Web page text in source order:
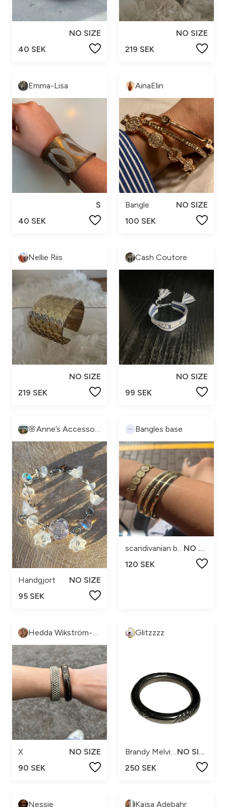
NO SIZE
40 SEK
NO SIZE
219 SEK
Emma-Lisa
S
40 SEK
AinaElin
Bangle
NO SIZE
100 SEK
Nellie Riis
NO SIZE
219 SEK
Cash Coutore
NO SIZE
99 SEK
🌸Anne’s Accessories🌸
Handgjort
NO SIZE
95 SEK
Bangles base
scandivanian bangles
NO SIZE
120 SEK
X
NO SIZE
90 SEK
Glitzzzz
NO SIZE
250 SEK
Nessie Kajsa Adebahr